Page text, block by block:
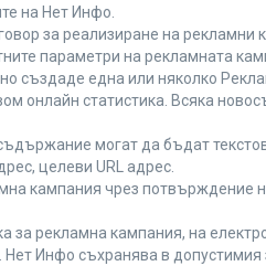
на Нет Инфо.
за реализиране на рекламни
параметри на рекламната
създаде една или няколко
онлайн статистика. Всяка
могат да бъдат
целеви URL адрес.
кампания чрез потвърждение
рекламна кампания, на
Инфо съхранява в